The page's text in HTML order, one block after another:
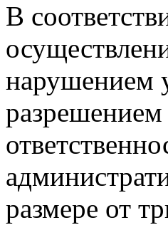
В
нарушением
размере от